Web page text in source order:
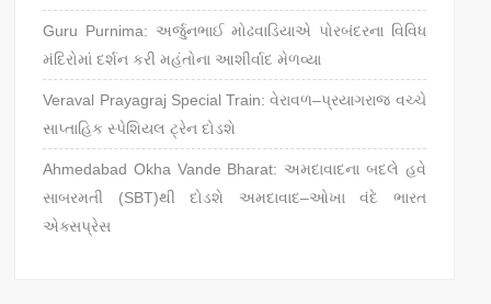
Guru Purnima: અર્જુનભાઈ મોઢવાડિયાએ પોરબંદરના વિવિધ
મંદિરોમાં દર્શન કરી મહંતોના આશીર્વાદ મેળવ્યા
Veraval Prayagraj Special Train: વેરાવળ–પ્રયાગરાજ વચ્ચે
સાપ્તાહિક સ્પેશિયલ ટ્રેન દોડશે
Ahmedabad Okha Vande Bharat: અમદાવાદના બદલે હવે
સાબરમતી (SBT)થી દોડશે અમદાવાદ–ઓખા વંદે ભારત
એક્સપ્રેસ